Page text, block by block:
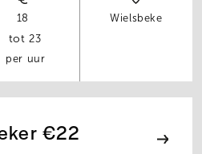
18
23
per uur
Wielsbeke
€22